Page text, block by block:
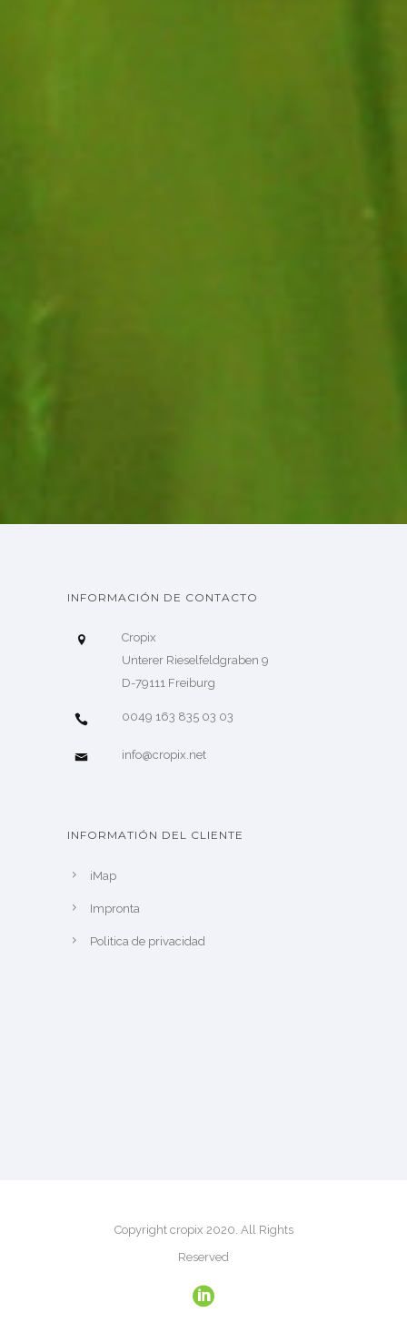
INFORMACIÓN DE CONTACTO
Cropix
Unterer Rieselfeldgraben 9
D-79111 Freiburg
0049 163 835 03 03
info@cropix.net
INFORMATIÓN DEL CLIENTE
iMap
Impronta
Politica de privacidad
Copyright cropix 2020. All Rights
Reserved